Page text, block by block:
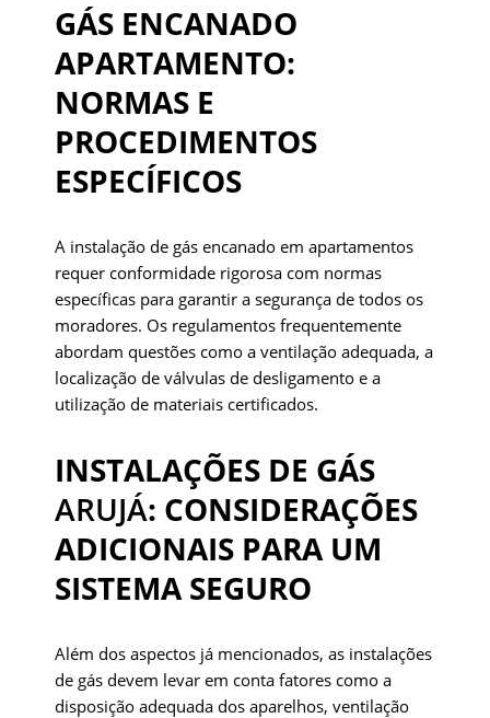
GÁS ENCANADO
APARTAMENTO:
NORMAS E
PROCEDIMENTOS
ESPECÍFICOS
A instalação de gás encanado em apartamentos
requer conformidade rigorosa com normas
específicas para garantir a segurança de todos os
moradores. Os regulamentos frequentemente
abordam questões como a ventilação adequada, a
localização de válvulas de desligamento e a
utilização de materiais certificados.
INSTALAÇÕES DE GÁS
ARUJÁ: CONSIDERAÇÕES
ADICIONAIS PARA UM
SISTEMA SEGURO
Além dos aspectos já mencionados, as instalações
de gás devem levar em conta fatores como a
disposição adequada dos aparelhos, ventilação